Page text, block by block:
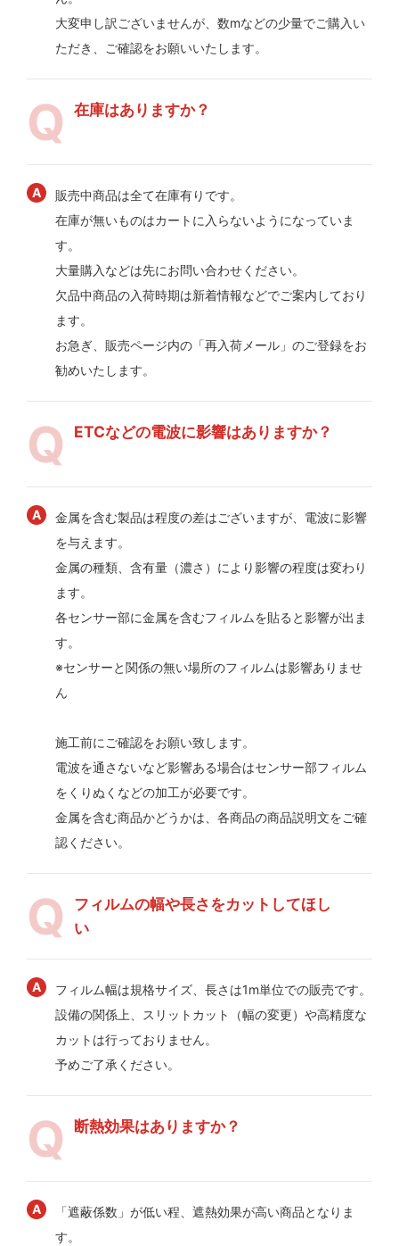
大変申し訳ございませんが、数mなどの少量でご購入い
ただき、ご確認をお願いいたします。
在庫はありますか？
販売中商品は全て在庫有りです。
在庫が無いものはカートに入らないようになっていま
す。
大量購入などは先にお問い合わせください。
欠品中商品の入荷時期は新着情報などでご案内しており
ます。
お急ぎ、販売ページ内の「再入荷メール」のご登録をお
勧めいたします。
ETCなどの電波に影響はありますか？
金属を含む製品は程度の差はございますが、電波に影響
を与えます。
金属の種類、含有量（濃さ）により影響の程度は変わり
ます。
各センサー部に金属を含むフィルムを貼ると影響が出ま
す。
※センサーと関係の無い場所のフィルムは影響ありませ
ん
施工前にご確認をお願い致します。
電波を通さないなど影響ある場合はセンサー部フィルム
をくりぬくなどの加工が必要です。
金属を含む商品かどうかは、各商品の商品説明文をご確
認ください。
フィルムの幅や長さをカットしてほし
い
フィルム幅は規格サイズ、長さは1m単位での販売です。
設備の関係上、スリットカット（幅の変更）や高精度な
カットは行っておりません。
予めご了承ください。
断熱効果はありますか？
「遮蔽係数」が低い程、遮熱効果が高い商品となりま
す。